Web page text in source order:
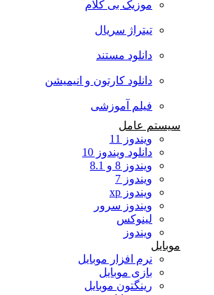
موزیک بی کلام
تیتراژ سریال
دانلود مستند
دانلود کارتون و انیمیشن
فیلم آموزشی
سیستم عامل
ویندوز 11
دانلود ویندوز 10
ویندوز 8 و 8.1
ویندوز 7
ویندوز xp
ویندوز سرور
لینوکس
ویندوز
موبایل
نرم افزار موبایل
بازی موبایل
رینگتون موبایل